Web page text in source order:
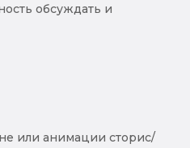
обсуждать и
или анимации сторис/